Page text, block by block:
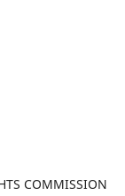
COMMISSION